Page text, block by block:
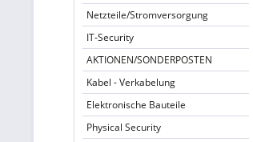
Netzteile/Stromversorgung
IT-Security
AKTIONEN/SONDERPOSTEN
Kabel - Verkabelung
Elektronische Bauteile
Physical Security